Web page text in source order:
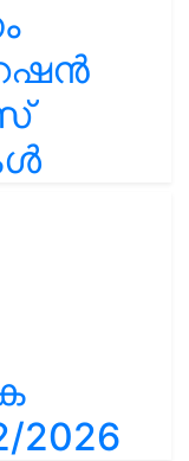
2026